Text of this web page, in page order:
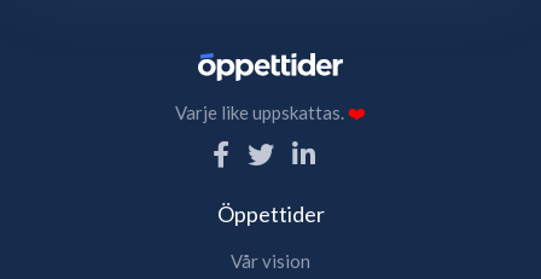
Varje like uppskattas.❤️
Öppettider
Vår vision